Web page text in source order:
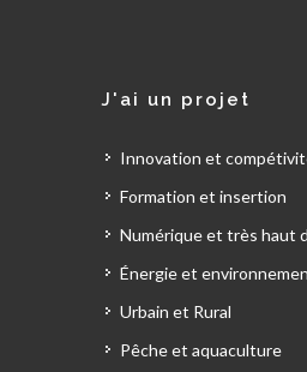
J'ai un projet
Innovation et
Formation et insertion
Numérique et très haut
Énergie et
Urbain et Rural
Pêche et aquaculture